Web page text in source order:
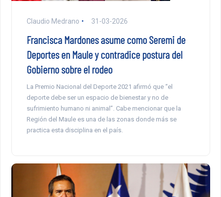
Claudio Medrano 31-03-2026
Francisca Mardones asume como Seremi de
Deportes en Maule y contradice postura del
Gobierno sobre el rodeo
La Premio Nacional del Deporte 2021 afirmó que “el
deporte debe ser un espacio de bienestar y no de
sufrimiento humano ni animal”. Cabe mencionar que la
Región del Maule es una de las zonas donde más se
practica esta disciplina en el país.